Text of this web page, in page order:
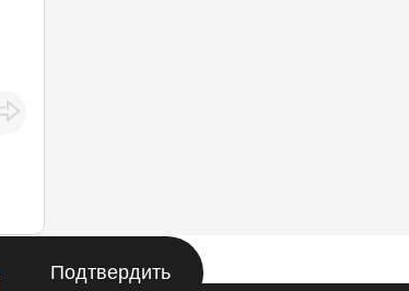
Подтвердить